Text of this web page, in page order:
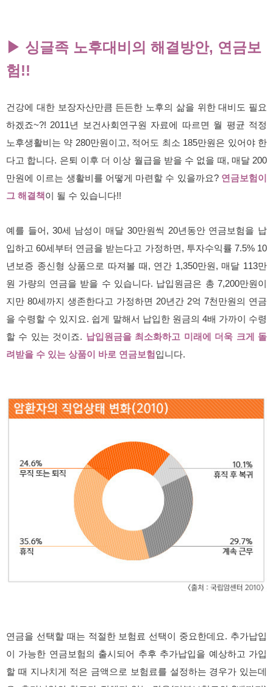
▶ 싱글족 노후대비의 해결방안, 연금보
험!!
건강에 대한 보장자산만큼 든든한 노후의 삶을 위한 대비도 필요
하겠죠~?! 2011년 보건사회연구원 자료에 따르면 월 평균 적정
노후생활비는 약 280만원이고, 적어도 최소 185만원은 있어야 한
다고 합니다. 은퇴 이후 더 이상 월급을 받을 수 없을 때, 매달 200
만원에 이르는 생활비를 어떻게 마련할 수 있을까요? 연금보험이
그 해결책이 될 수 있습니다!!
예를 들어, 30세 남성이 매달 30만원씩 20년동안 연금보험을 납
입하고 60세부터 연금을 받는다고 가정하면, 투자수익률 7.5% 10
년보증 종신형 상품으로 따져볼 때, 연간 1,350만원, 매달 113만
원 가량의 연금을 받을 수 있습니다. 납입원금은 총 7,200만원이
지만 80세까지 생존한다고 가정하면 20년간 2억 7천만원의 연금
을 수령할 수 있지요. 쉽게 말해서 납입한 원금의 4배 가까이 수령
할 수 있는 것이죠. 납입원금을 최소화하고 미래에 더욱 크게 돌
려받을 수 있는 상품이 바로 연금보험입니다.
연금을 선택할 때는 적절한 보험료 선택이 중요한데요. 추가납입
이 가능한 연금보험의 출시되어 추후 추가납입을 예상하고 가입
할 때 지나치게 적은 금액으로 보험료를 설정하는 경우가 있는데